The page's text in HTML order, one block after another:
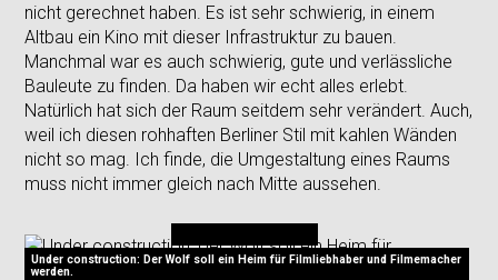
nicht gerechnet haben. Es ist sehr schwierig, in einem
Altbau ein Kino mit dieser Infrastruktur zu bauen.
Manchmal war es auch schwierig, gute und verlässliche
Bauleute zu finden. Da haben wir echt alles erlebt.
Natürlich hat sich der Raum seitdem sehr verändert. Auch,
weil ich diesen rohhaften Berliner Stil mit kahlen Wänden
nicht so mag. Ich finde, die Umgestaltung eines Raums
muss nicht immer gleich nach Mitte aussehen.
Under construction: Der Wolf soll ein Heim für Filmliebhaber und Filmemacher
werden.